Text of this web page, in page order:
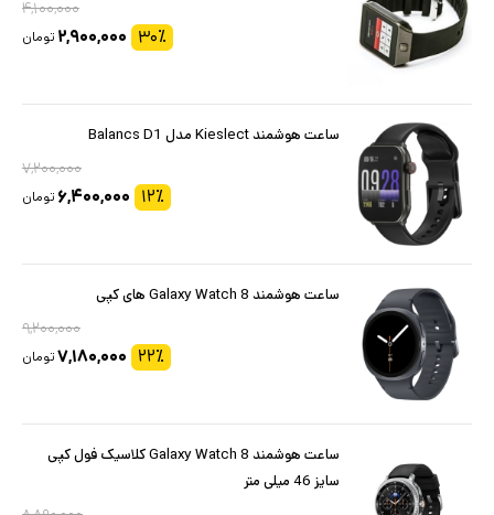
۴,۱۰۰,۰۰۰
۳۰٪ ۲,۹۰۰,۰۰۰ تومان
ساعت هوشمند Kieslect مدل Balancs D1
۷,۲۰۰,۰۰۰
۱۲٪ ۶,۴۰۰,۰۰۰ تومان
ساعت هوشمند Galaxy Watch 8 های کپی
۹,۲۰۰,۰۰۰
۲۲٪ ۷,۱۸۰,۰۰۰تومان
ساعت هوشمند Galaxy Watch 8 کلاسیک فول کپی
سایز 46 میلی متر